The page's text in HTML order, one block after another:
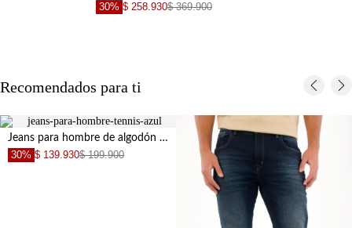
+
30% $ 258.930$ 369.900
Recomendados para ti
Jeans para hombre de algodón azul medio fit nudy con lavado desgastado suave
30% $ 139.930$ 199.900